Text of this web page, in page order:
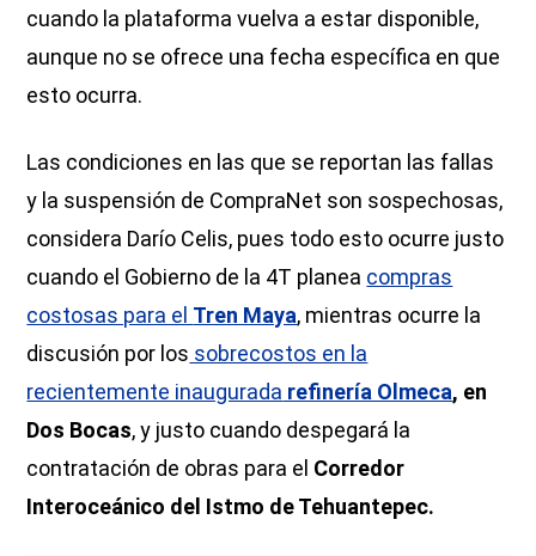
cuando la plataforma vuelva a estar disponible,
aunque no se ofrece una fecha específica en que
esto ocurra.
Las condiciones en las que se reportan las fallas
y la suspensión de CompraNet son sospechosas,
considera Darío Celis, pues todo esto ocurre justo
cuando el Gobierno de la 4T planea compras
costosas para el Tren Maya, mientras ocurre la
discusión por los sobrecostos en la
recientemente inaugurada refinería Olmeca, en
Dos Bocas, y justo cuando despegará la
contratación de obras para el Corredor
Interoceánico del Istmo de Tehuantepec.